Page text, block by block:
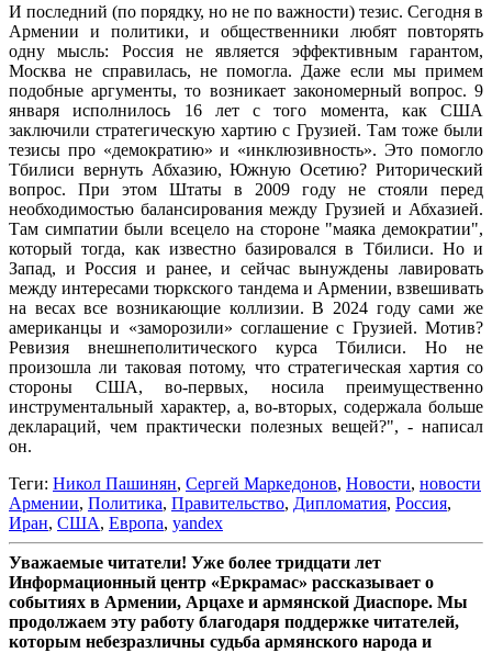
И последний (по порядку, но не по важности) тезис. Сегодня в
Армении и политики, и общественники любят повторять
одну мысль: Россия не является эффективным гарантом,
Москва не справилась, не помогла. Даже если мы примем
подобные аргументы, то возникает закономерный вопрос. 9
января исполнилось 16 лет с того момента, как США
заключили стратегическую хартию с Грузией. Там тоже были
тезисы про «демократию» и «инклюзивность». Это помогло
Тбилиси вернуть Абхазию, Южную Осетию? Риторический
вопрос. При этом Штаты в 2009 году не стояли перед
необходимостью балансирования между Грузией и Абхазией.
Там симпатии были всецело на стороне "маяка демократии",
который тогда, как известно базировался в Тбилиси. Но и
Запад, и Россия и ранее, и сейчас вынуждены лавировать
между интересами тюркского тандема и Армении, взвешивать
на весах все возникающие коллизии. В 2024 году сами же
американцы и «заморозили» соглашение с Грузией. Мотив?
Ревизия внешнеполитического курса Тбилиси. Но не
произошла ли таковая потому, что стратегическая хартия со
стороны США, во-первых, носила преимущественно
инструментальный характер, а, во-вторых, содержала больше
деклараций, чем практически полезных вещей?", - написал
он.
Теги: Никол Пашинян, Сергей Маркедонов, Новости, новости
Армении, Политика, Правительство, Дипломатия, Россия,
Иран, США, Европа, yandex
Уважаемые читатели! Уже более тридцати лет
Информационный центр «Еркрамас» рассказывает о
событиях в Армении, Арцахе и армянской Диаспоре. Мы
продолжаем эту работу благодаря поддержке читателей,
которым небезразличны судьба армянского народа и